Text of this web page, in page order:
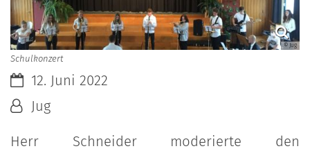
© Jug
Schulkonzert
Datum:12. Juni 2022
Von:Jug
Herr Schneider moderierte den